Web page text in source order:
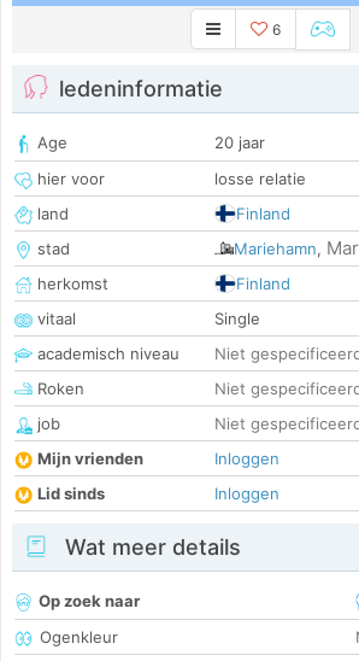
6
ledeninformatie
Age
20 jaar
hier voor
losse relatie
land
Finland
stad
Mariehamn,
herkomst
Finland
vitaal
Single
academisch niveau
Niet
Roken
Niet
job
Niet
Mijn vrienden
Inloggen
Lid sinds
Inloggen
Wat meer details
Op zoek naar
Ogenkleur